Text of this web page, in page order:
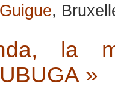
,
la
»